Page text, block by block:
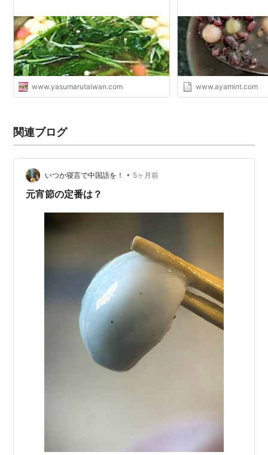
www.yasumarutaiwan.com www.ayamint.com
関連ブログ
いつか寝言で中国語を！ • 5ヶ月前
元宵節の定番は？